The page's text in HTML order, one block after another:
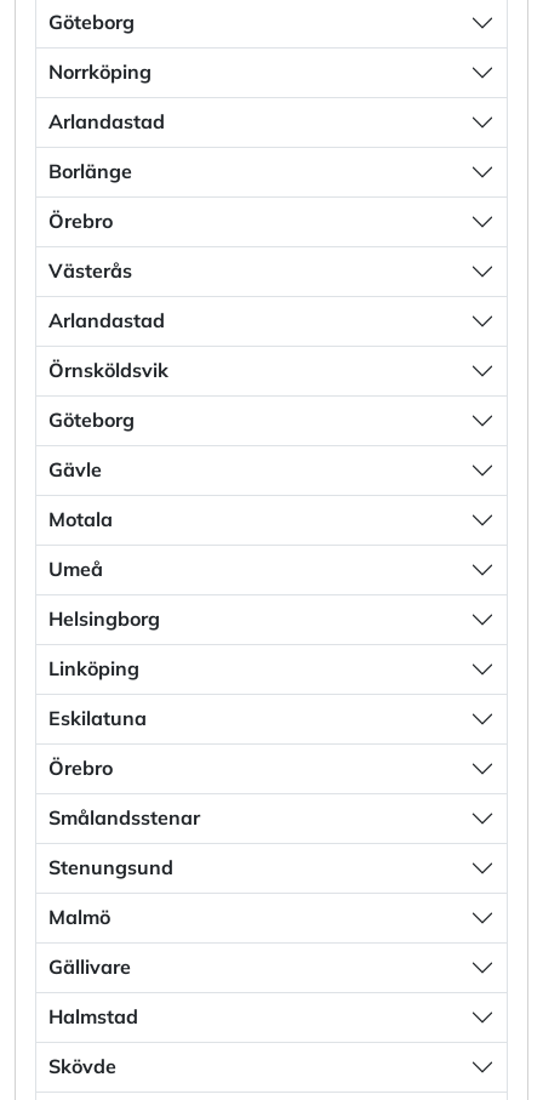
Göteborg
Norrköping
Arlandastad
Borlänge
Örebro
Västerås
Arlandastad
Örnsköldsvik
Göteborg
Gävle
Motala
Umeå
Helsingborg
Linköping
Eskilatuna
Örebro
Smålandsstenar
Stenungsund
Malmö
Gällivare
Halmstad
Skövde